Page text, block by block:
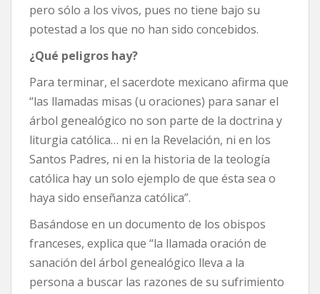
pero sólo a los vivos, pues no tiene bajo su
potestad a los que no han sido concebidos.
¿Qué peligros hay?
Para terminar, el sacerdote mexicano afirma que
“las llamadas misas (u oraciones) para sanar el
árbol genealógico no son parte de la doctrina y
liturgia católica… ni en la Revelación, ni en los
Santos Padres, ni en la historia de la teología
católica hay un solo ejemplo de que ésta sea o
haya sido enseñanza católica”.
Basándose en un documento de los obispos
franceses, explica que “la llamada oración de
sanación del árbol genealógico lleva a la
persona a buscar las razones de su sufrimiento